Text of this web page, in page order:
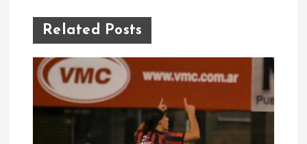
a
c
ó
Related Posts